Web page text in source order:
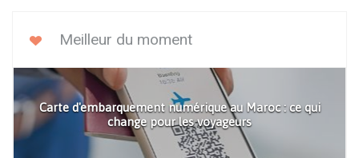
Meilleur du moment
Carte d'embarquement numérique au Maroc : ce qui
change pour les voyageurs